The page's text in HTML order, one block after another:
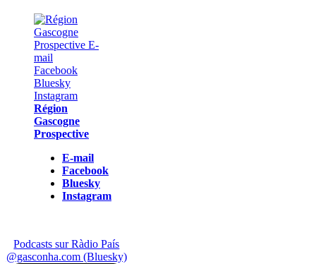
Région
Gascogne
Prospective
E-mail
Facebook
Bluesky
Instagram
Podcasts sur Ràdio País
@gasconha.com (Bluesky)